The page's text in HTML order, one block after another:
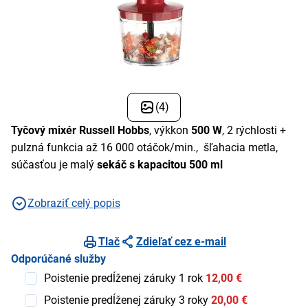
(4)
Tyčový mixér Russell Hobbs, výkkon 500 W, 2 rýchlosti +
pulzná funkcia až 16 000 otáčok/min., šľahacia metla,
súčasťou je malý sekáč s kapacitou 500 ml
Zobraziť celý popis
Tlač
Zdieľať cez e-mail
Odporúčané služby
Poistenie predĺženej záruky 1 rok 12,00 €
Poistenie predĺženej záruky 3 roky 20,00 €